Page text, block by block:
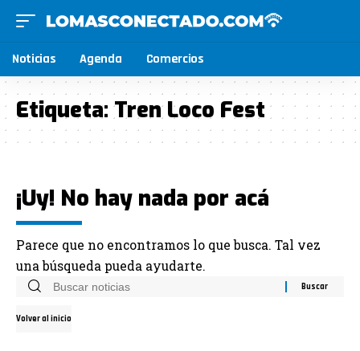
Noticias Agenda Comercios
Etiqueta:Tren Loco Fest
¡Uy! No hay nada por acá
Parece que no encontramos lo que busca. Tal vez
una búsqueda pueda ayudarte.
Volver al inicio